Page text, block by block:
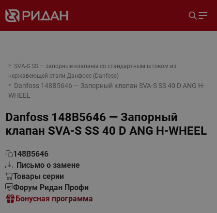
SVA-S SS — запорные клапаны со стандартным штоком из
нержавеющей стали Данфосс (Danfoss)
Danfoss 148B5646 — Запорный клапан SVA-S SS 40 D ANG H-
WHEEL
Danfoss 148B5646 — Запорный
клапан SVA-S SS 40 D ANG H-WHEEL
148B5646
Письмо о замене
Товары серии
Форум Ридан Профи
Бонусная программа